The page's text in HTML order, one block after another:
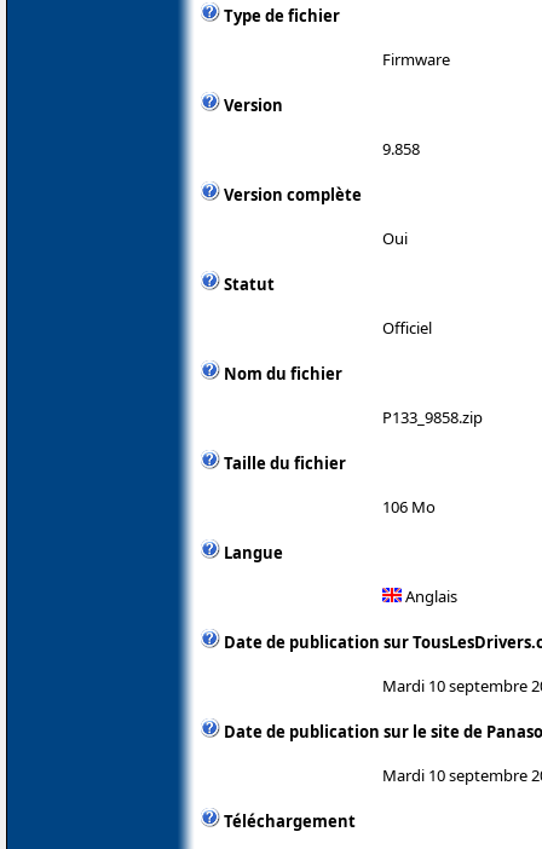
Type de fichier
Firmware
Version
9.858
Version complète
Oui
Statut
Officiel
Nom du fichier
P133_9858.zip
Taille du fichier
106 Mo
Langue
Anglais
Date de publication sur
Mardi 10 septembre
Date de publication sur le site de
Mardi 10 septembre
Téléchargement